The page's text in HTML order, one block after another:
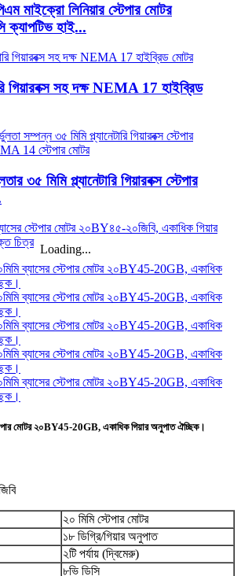
মাইক্রো লিনিয়ার স্টেপার মোটর
ক্যাপটিভ হাই...
গিয়ারবক্স সহ দক্ষ NEMA 17 হাইব্রিড
৩৫ মিমি প্ল্যানেটারি গিয়ারবক্স স্টেপার
Loading...
মোটর ২০BY45-20GB, একাধিক গিয়ার অনুপাত ঐচ্ছিক।
২০ মিমি স্টেপার মোটর
১৮ ডিগ্রি/গিয়ার অনুপাত
২টি পর্যায় (দ্বিমেরু)
৮ভি ডিসি